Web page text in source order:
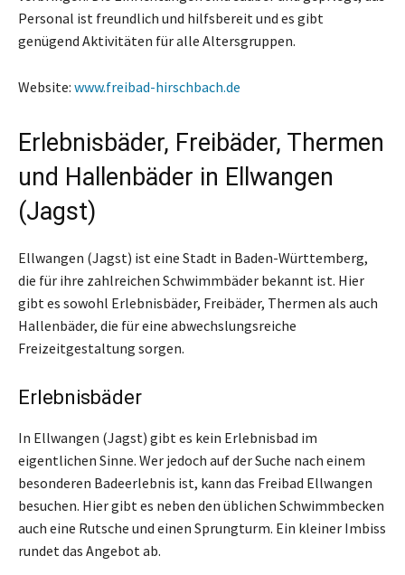
Personal ist freundlich und hilfsbereit und es gibt
genügend Aktivitäten für alle Altersgruppen.
Website: www.freibad-hirschbach.de
Erlebnisbäder, Freibäder, Thermen
und Hallenbäder in Ellwangen
(Jagst)
Ellwangen (Jagst) ist eine Stadt in Baden-Württemberg,
die für ihre zahlreichen Schwimmbäder bekannt ist. Hier
gibt es sowohl Erlebnisbäder, Freibäder, Thermen als auch
Hallenbäder, die für eine abwechslungsreiche
Freizeitgestaltung sorgen.
Erlebnisbäder
In Ellwangen (Jagst) gibt es kein Erlebnisbad im
eigentlichen Sinne. Wer jedoch auf der Suche nach einem
besonderen Badeerlebnis ist, kann das Freibad Ellwangen
besuchen. Hier gibt es neben den üblichen Schwimmbecken
auch eine Rutsche und einen Sprungturm. Ein kleiner Imbiss
rundet das Angebot ab.